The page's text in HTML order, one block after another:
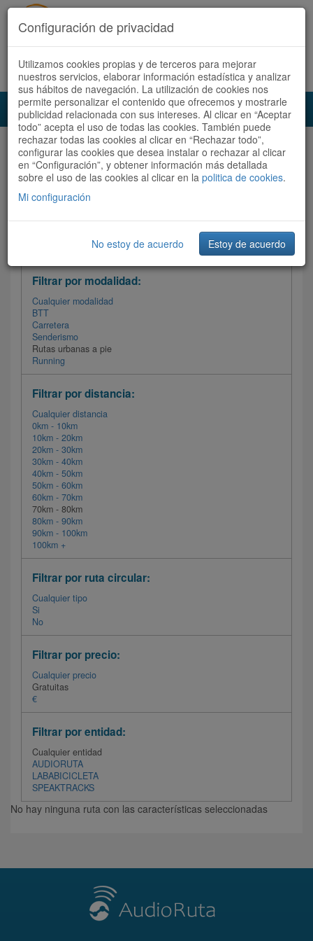
Acceder Registrate ahora Español | Català
Audioruta Todas las rutas
Todas las rutas
Ordenar por: Más recientes /
Filtrar las rutas
Filtrar por modalidad:
Cualquier modalidad
BTT
Carretera
Senderismo
Rutas urbanas a pie
Running
Filtrar por distancia:
Cualquier distancia
0km - 10km
10km - 20km
20km - 30km
30km - 40km
40km - 50km
50km - 60km
60km - 70km
70km - 80km
80km - 90km
90km - 100km
100km +
Filtrar por ruta circular:
Cualquier tipo
Si
No
Filtrar por precio:
Cualquier precio
Gratuitas
€
Filtrar por entidad:
Cualquier entidad
AUDIORUTA
LABABICICLETA
SPEAKTRACKS
No hay ninguna ruta con las características seleccionadas
Configuración de privacidad
Utilizamos cookies propias y de terceros para mejorar
nuestros servicios, elaborar información estadística y analizar
sus hábitos de navegación. La utilización de cookies nos
permite personalizar el contenido que ofrecemos y mostrarle
publicidad relacionada con sus intereses. Al clicar en “Aceptar
todo” acepta el uso de todas las cookies. También puede
rechazar todas las cookies al clicar en “Rechazar todo”,
configurar las cookies que desea instalar o rechazar al clicar
en “Configuración”, y obtener información más detallada
sobre el uso de las cookies al clicar en la politica de cookies.
Mi configuración
No estoy de acuerdo Estoy de acuerdo